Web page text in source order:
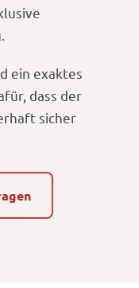
ein exaktes
dass der
sicher